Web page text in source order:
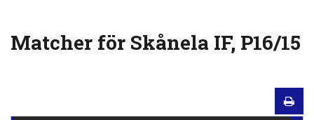
Matcher för Skånela IF, P16/15